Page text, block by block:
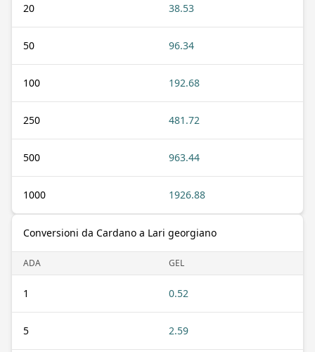
20 38.53
50 96.34
100 192.68
250 481.72
500 963.44
1000 1926.88
Conversioni da Cardano a Lari georgiano
ADA GEL
1 0.52
5 2.59